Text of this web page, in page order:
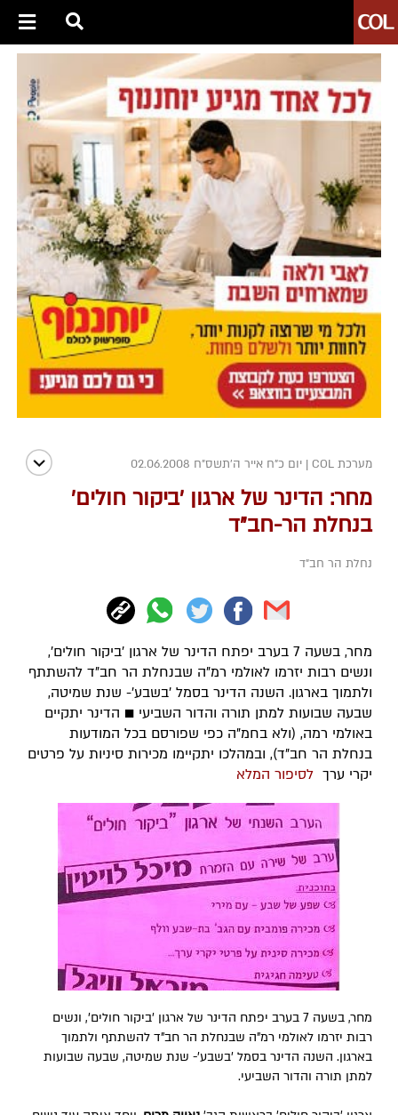
מערכת COL | יום כ"ח אייר ה׳תשס״ח 02.06.2008
מחר: הדינר של ארגון 'ביקור חולים'
בנחלת הר-חב"ד
נחלת הר חב"ד
מחר, בשעה 7 בערב יפתח הדינר של ארגון 'ביקור חולים',
ונשים רבות יזרמו לאולמי רמ"ה שבנחלת הר חב"ד להשתתף
ולתמוך בארגון. השנה הדינר בסמל 'בשבע'- שנת שמיטה,
שבעה שבועות למתן תורה והדור השביעי ■ הדינר יתקיים
באולמי רמה, (ולא בחמ"ה כפי שפורסם בכל המודעות
בנחלת הר חב"ד), ובמהלכו יתקיימו מכירות סיניות על פרטים
יקרי ערך לסיפור המלא
מחר, בשעה 7 בערב יפתח הדינר של ארגון 'ביקור חולים', ונשים
רבות יזרמו לאולמי רמ"ה שבנחלת הר חב"ד להשתתף ולתמוך
בארגון. השנה הדינר בסמל 'בשבע'- שנת שמיטה, שבעה שבועות
למתן תורה והדור השביעי.